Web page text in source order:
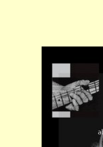
O ŠKOLE
PRO RODIČE